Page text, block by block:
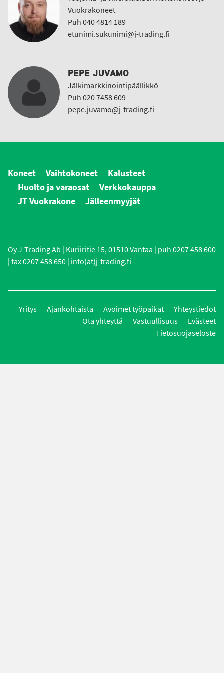
Vuokrakoneet
Puh 040 4814 189
etunimi.sukunimi@j-trading.fi
PEPE JUVAMO
Jälkimarkkinointipäällikkö
Puh 020 7458 609
pepe.juvamo@j-trading.fi
Koneet Vaihtokoneet
Kalusteet
Huolto ja varaosat
Verkkokauppa
JT Vuokrakone
Jälleenmyyjät
Oy J-Trading Ab | Kuriiritie 15, 01510 Vantaa | puh 0207 458 600
| fax 0207 458 650 | info(at)j-trading.fi
Yritys Ajankohtaista Avoimet työpaikat
Yhteystiedot
Ota yhteyttä
Vastuullisuus
Evästeet
Tietosuojaseloste